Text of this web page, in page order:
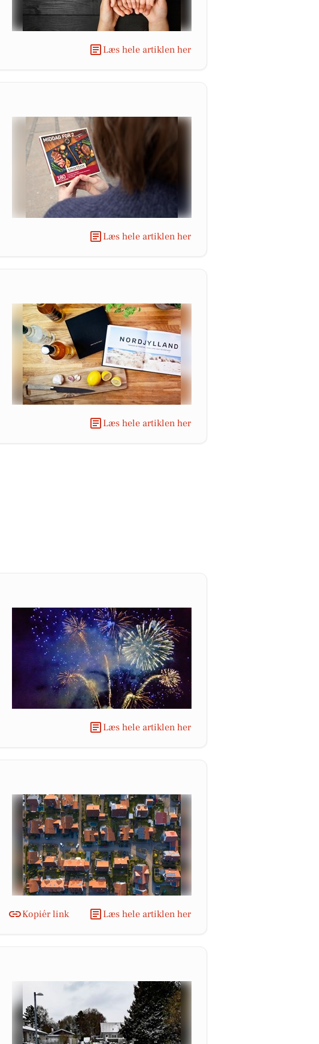
Læs hele artiklen her
Læs hele artiklen her
Læs hele artiklen her
Læs hele artiklen her
Kopiér link Læs hele artiklen her